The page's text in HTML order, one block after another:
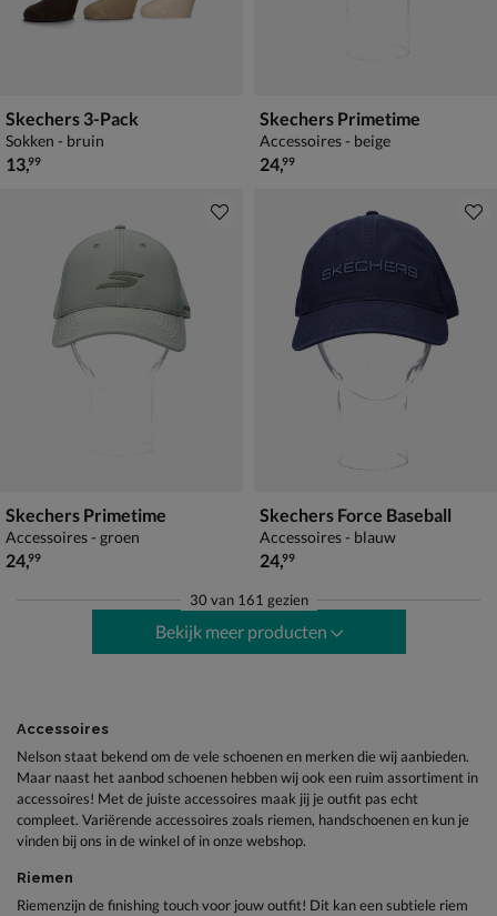
Skechers 3-Pack
Sokken - bruin
€ 13,99
13,99
Skechers Primetime
Accessoires - beige
€ 24,99
24,99
Skechers Primetime
Accessoires - groen
€ 24,99
24,99
Skechers Force Baseball
Accessoires - blauw
€ 24,99
24,99
30 van 161 gezien
Bekijk meer producten
Accessoires
Nelson staat bekend om de vele schoenen en merken die wij aanbieden.
Maar naast het aanbod schoenen hebben wij ook een ruim assortiment in
accessoires! Met de juiste accessoires maak jij je outfit pas echt
compleet. Variërende accessoires zoals riemen, handschoenen en kun je
vinden bij ons in de winkel of in onze webshop.
Riemen
Riemenzijn de finishing touch voor jouw outfit! Dit kan een subtiele riem